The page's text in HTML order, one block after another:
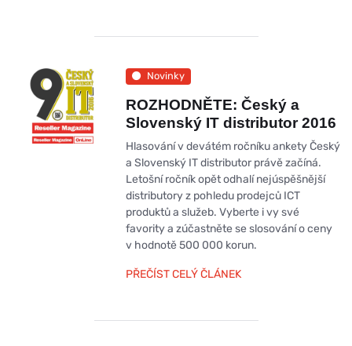
Novinky
ROZHODNĚTE: Český a
Slovenský IT distributor 2016
Hlasování v devátém ročníku ankety Český
a Slovenský IT distributor právě začíná.
Letošní ročník opět odhalí nejúspěšnější
distributory z pohledu prodejců ICT
produktů a služeb. Vyberte i vy své
favority a zúčastněte se slosování o ceny
v hodnotě 500 000 korun.
PŘEČÍST CELÝ ČLÁNEK